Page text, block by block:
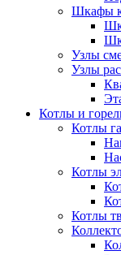
Шкафы
Узлы
Узлы
Котлы и
Котлы
Котлы
Котлы